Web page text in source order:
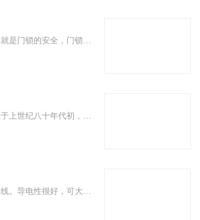
家居安全首要保障就是门锁的安全，门锁安装不当会带来不少的安全隐患，一般我们购买指纹锁厂家会派专业的师傅安装，在此之前，我们...
无锡江南电缆有限公司成立于上世纪八十年代初，是集电线电缆生产销售及铜铝材加工于一身的国家重点高新技术企业，也是全国用户满意产品企业、国家AAAA级标准化良好行为企业。
生活中，我们常用铜线做导线。导电性很好，可大量用于制造电线、电缆、电刷等;导热性好，常用来制造须防磁性干扰的磁学仪器、仪表，如罗盘、航空仪表等;塑性极好，易于热压和冷压力加工，可制成管、棒、线、条、带、板、箔等铜材。纯铜产品有冶炼品及加工品两种。